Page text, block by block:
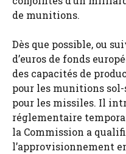
de munitions.
Dès que possible, ou
d’euros de fonds
des capacités de
pour les munitions
pour les missiles. Il
réglementaire
la Commission a
l’approvisionnement